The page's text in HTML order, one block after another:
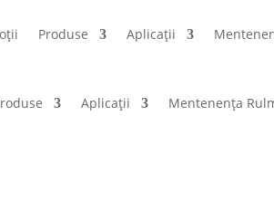
Produse Aplicații
Aplicații Mentenența